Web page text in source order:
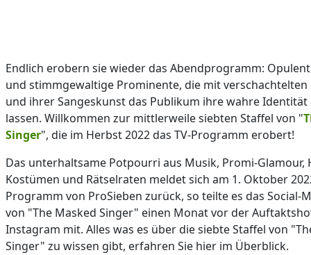
Endlich erobern sie wieder das Abendprogramm:
und stimmgewaltige Prominente, die mit verschachtelten
und ihrer Sangeskunst das Publikum ihre wahre
lassen. Willkommen zur mittlerweile siebten Staffel von "
Singer", die im Herbst 2022 das TV-Programm erobert!
Das unterhaltsame Potpourri aus Musik, Promi-Glamour,
Kostümen und Rätselraten meldet sich am 1. Oktober
Programm von ProSieben zurück, so teilte es das Social-
von "The Masked Singer" einen Monat vor der
Instagram mit. Alles was es über die siebte Staffel von
Singer" zu wissen gibt, erfahren Sie hier im Überblick.